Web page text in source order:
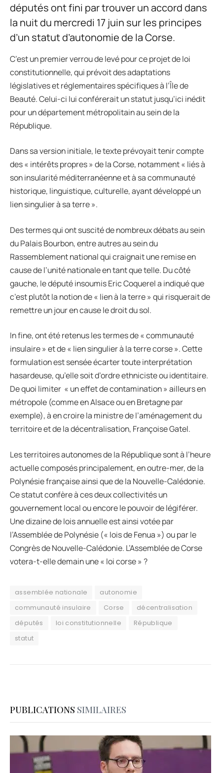
députés ont fini par trouver un accord dans
la nuit du mercredi 17 juin sur les principes
d’un statut d’autonomie de la Corse.
C’est un premier verrou de levé pour ce projet de loi
constitutionnelle, qui prévoit des adaptations
législatives et réglementaires spécifiques à l’Île de
Beauté. Celui-ci lui conférerait un statut jusqu’ici inédit
pour un département métropolitain au sein de la
République.
Dans sa version initiale, le texte prévoyait tenir compte
des « intérêts propres » de la Corse, notamment « liés à
son insularité méditerranéenne et à sa communauté
historique, linguistique, culturelle, ayant développé un
lien singulier à sa terre ».
Des termes qui ont suscité de nombreux débats au sein
du Palais Bourbon, entre autres au sein du
Rassemblement national qui craignait une remise en
cause de l’unité nationale en tant que telle. Du côté
gauche, le député insoumis Eric Coquerel a indiqué que
c’est plutôt la notion de « lien à la terre » qui risquerait de
remettre un jour en cause le droit du sol.
In fine, ont été retenus les termes de « communauté
insulaire » et de « lien singulier à la terre corse ». Cette
formulation est sensée écarter toute interprétation
hasardeuse, qu’elle soit d’ordre ethniciste ou identitaire.
De quoi limiter « un effet de contamination » ailleurs en
métropole (comme en Alsace ou en Bretagne par
exemple), à en croire la ministre de l’aménagement du
territoire et de la décentralisation, Françoise Gatel.
Les territoires autonomes de la République sont à l’heure
actuelle composés principalement, en outre-mer, de la
Polynésie française ainsi que de la Nouvelle-Calédonie.
Ce statut confère à ces deux collectivités un
gouvernement local ou encore le pouvoir de légiférer.
Une dizaine de lois annuelle est ainsi votée par
l’Assemblée de Polynésie (« lois de Fenua ») ou par le
Congrès de Nouvelle-Calédonie. L’Assemblée de Corse
votera-t-elle demain une « loi corse » ?
assemblée nationale
autonomie
communauté insulaire
Corse
décentralisation
députés
loi constitutionnelle
République
statut
PUBLICATIONS SIMILAIRES